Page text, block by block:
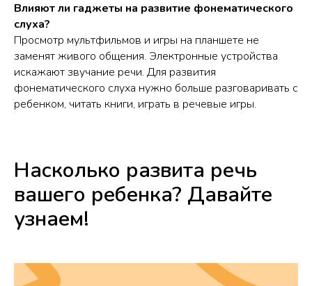
Влияют ли гаджеты на развитие фонематического
слуха?
Просмотр мультфильмов и игры на планшете не
заменят живого общения. Электронные устройства
искажают звучание речи. Для развития
фонематического слуха нужно больше разговаривать с
ребенком, читать книги, играть в речевые игры.
Насколько развита речь
вашего ребенка? Давайте
узнаем!